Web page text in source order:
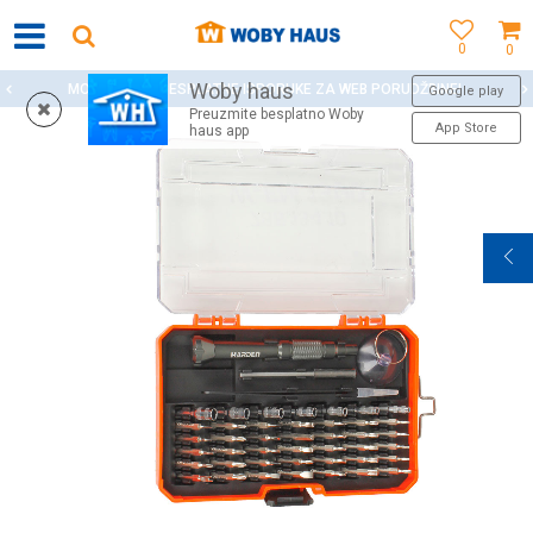
0
0
Woby haus
Preuzmite besplatno Woby
haus app
Google play
App Store
MOGUĆNOST BESPLATNE ISPORUKE ZA WEB PORUDŽBINE!